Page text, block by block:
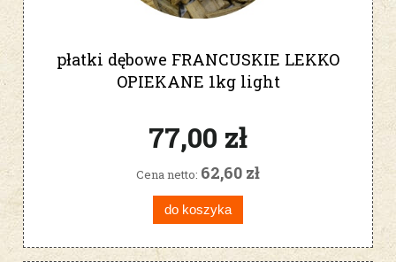
płatki dębowe FRANCUSKIE LEKKO
OPIEKANE 1kg light
77,00 zł
Cena netto: 62,60 zł
do koszyka